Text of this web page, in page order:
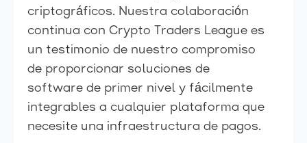
criptográficos. Nuestra colaboración
continua con Crypto Traders League es
un testimonio de nuestro compromiso
de proporcionar soluciones de
software de primer nivel y fácilmente
integrables a cualquier plataforma que
necesite una infraestructura de pagos.